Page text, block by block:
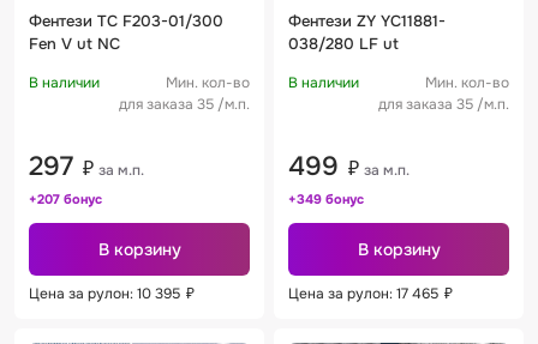
Фентези TC F203-01/300
Fen V ut NC
В наличии
Мин. кол-во
для заказа 35 /м.п.
297 ₽ за м.п.
+207 бонус
В корзину
Цена за рулон: 10 395 ₽
Фентези ZY YC11881-
038/280 LF ut
В наличии
Мин. кол-во
для заказа 35 /м.п.
499 ₽ за м.п.
+349 бонус
В корзину
Цена за рулон: 17 465 ₽